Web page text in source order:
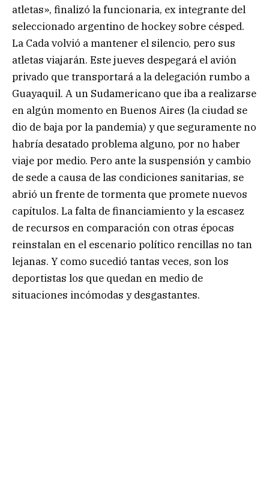
atletas», finalizó la funcionaria, ex integrante del
seleccionado argentino de hockey sobre césped.
La Cada volvió a mantener el silencio, pero sus
atletas viajarán. Este jueves despegará el avión
privado que transportará a la delegación rumbo a
Guayaquil. A un Sudamericano que iba a realizarse
en algún momento en Buenos Aires (la ciudad se
dio de baja por la pandemia) y que seguramente no
habría desatado problema alguno, por no haber
viaje por medio. Pero ante la suspensión y cambio
de sede a causa de las condiciones sanitarias, se
abrió un frente de tormenta que promete nuevos
capítulos. La falta de financiamiento y la escasez
de recursos en comparación con otras épocas
reinstalan en el escenario político rencillas no tan
lejanas. Y como sucedió tantas veces, son los
deportistas los que quedan en medio de
situaciones incómodas y desgastantes.